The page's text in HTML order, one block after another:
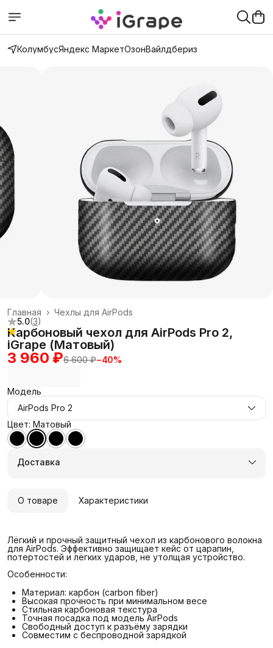
КолумбусЯндекс МаркетОзонВайлдбериз
Чехлы для AirPods
Главная ›
5.0(3)
Карбоновый чехол для AirPods Pro 2,
iGrape (Матовый)
3 960 ₽6 600 ₽−40%
Модель
AirPods Pro 2
Цвет: Матовый
Доставка
О товаре Характеристики
Лёгкий и прочный защитный чехол из карбонового волокна
для AirPods. Эффективно защищает кейс от царапин,
потертостей и лёгких ударов, не утолщая устройство.
Особенности:
Материал: карбон (carbon fiber)
Высокая прочность при минимальном весе
Стильная карбоновая текстура
Точная посадка под модель AirPods
Свободный доступ к разъёму зарядки
Совместим с беспроводной зарядкой